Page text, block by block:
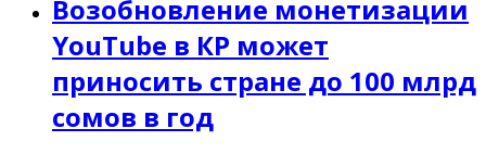
Возобновление монетизации
YouTube в КР может
приносить стране до 100 млрд
сомов в год